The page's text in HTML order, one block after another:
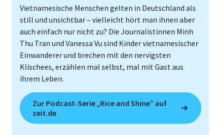
Vietnamesische Menschen gelten in Deutschland als
still und unsichtbar – vielleicht hört man ihnen aber
auch einfach nur nicht zu? Die Journalistinnen Minh
Thu Tran und Vanessa Vu sind Kinder vietnamesischer
Einwanderer und brechen mit den nervigsten
Klischees, erzählen mal selbst, mal mit Gast aus
ihrem Leben.
Zur Podcast-Serie „Rice and Shine” auf
zeit.de